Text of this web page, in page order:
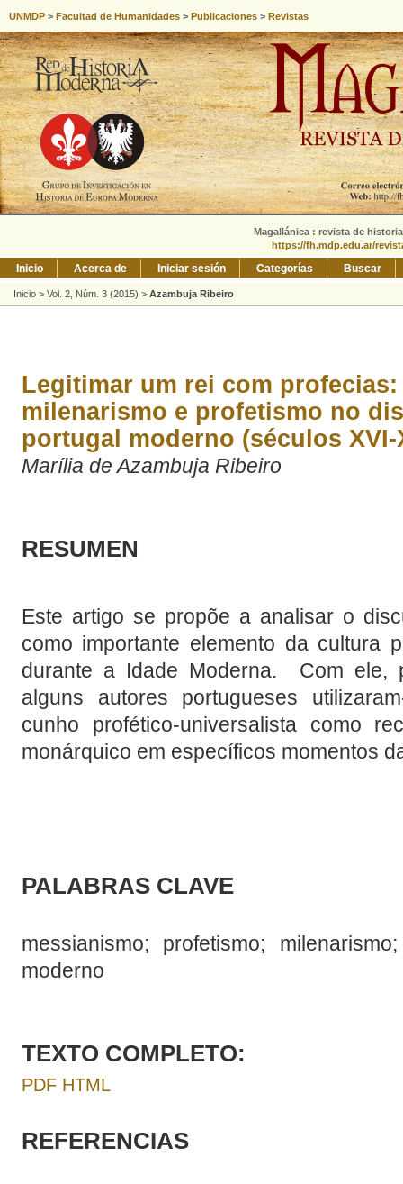
UNMDP > Facultad de Humanidades > Publicaciones > Revistas
Magallánica : revista de
https://fh.mdp.edu.ar/
Inicio Acerca de Iniciar sesión Categorías Buscar
Inicio > Vol. 2, Núm. 3 (2015) > Azambuja Ribeiro
Legitimar um rei com
milenarismo e profetismo no
portugal moderno (séculos XVI-
Marília de Azambuja Ribeiro
RESUMEN
Este artigo se propõe a analisar o
como importante elemento da cultura
durante a Idade Moderna. Com ele,
alguns autores portugueses
cunho profético-universalista como
monárquico em específicos momentos
PALABRAS CLAVE
messianismo; profetismo;
moderno
TEXTO COMPLETO:
PDF HTML
REFERENCIAS